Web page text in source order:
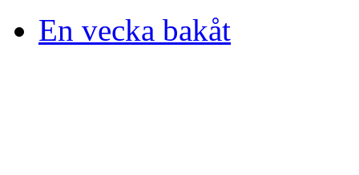
En vecka bakåt